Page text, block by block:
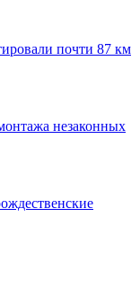
почти 87 км
незаконных